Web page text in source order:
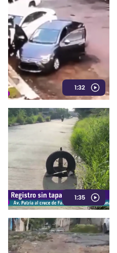
1:32
1:35